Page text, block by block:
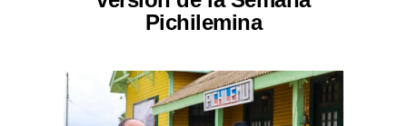
Pichilemina